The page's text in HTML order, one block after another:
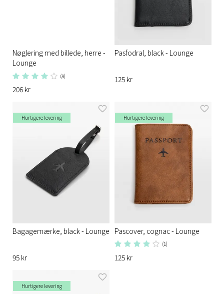
Nøglering med billede, herre -
Lounge
(8)
206 kr
Pasfodral, black - Lounge
125 kr
Hurtigere levering
Bagagemærke, black - Lounge
95 kr
Hurtigere levering
Pascover, cognac - Lounge
(1)
125 kr
Hurtigere levering